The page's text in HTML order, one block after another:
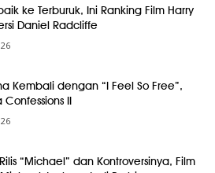
ke Terburuk, Ini Ranking Film Harry
Daniel Radcliffe
Kembali dengan “I Feel So Free”,
Confessions II
“Michael” dan Kontroversinya, Film